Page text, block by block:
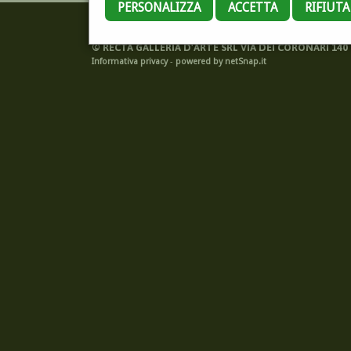
PERSONALIZZA ACCETTA
©RECTA GALLERIA D'ARTE SRL VIA DEI CORONARI
Informativa privacy- powered by netSnap.it